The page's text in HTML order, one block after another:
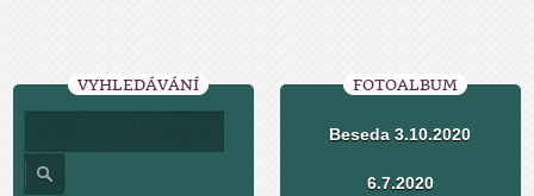
VYHLEDÁVÁNÍ FOTOALBUM
Beseda 3.10.2020
6.7.2020